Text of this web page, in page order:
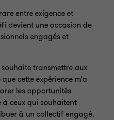
entre exigence et
devient une occasion de
engagés et
transmettre aux
cette expérience m’a
les opportunités
ceux qui souhaitent
à un collectif engagé.